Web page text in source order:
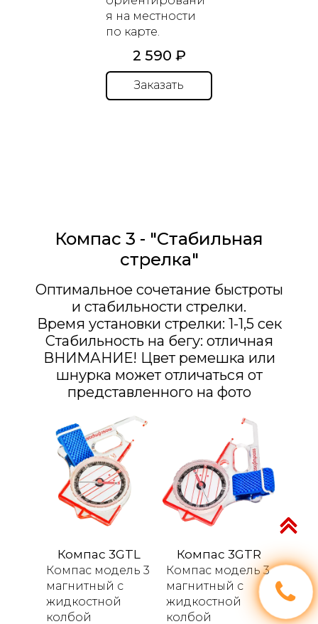
я на местности
по карте.
2 590 ₽
Заказать
Компас 3 - "Стабильная
стрелка"
Оптимальное сочетание быстроты
и стабильности стрелки.
Время установки стрелки: 1-1,5 сек
Стабильность на бегу: отличная
​​​​​​​ВНИМАНИЕ! Цвет ремешка или
шнурка может отличаться от
представленного на фото
Компас 3GTL
Компас модель 3
магнитный с
жидкостной
колбой
Компас 3GTR
Компас модель 3
магнитный с
жидкостной
колбой